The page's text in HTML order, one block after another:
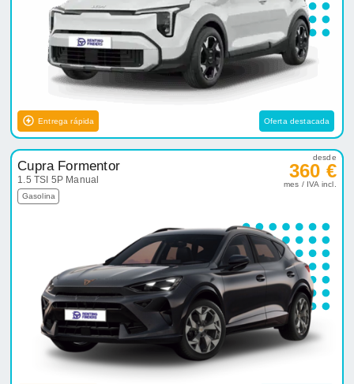
Entrega rápida Oferta destacada
Cupra Formentor
1.5 TSI 5P Manual
Gasolina
desde
360 €
mes / IVA incl.